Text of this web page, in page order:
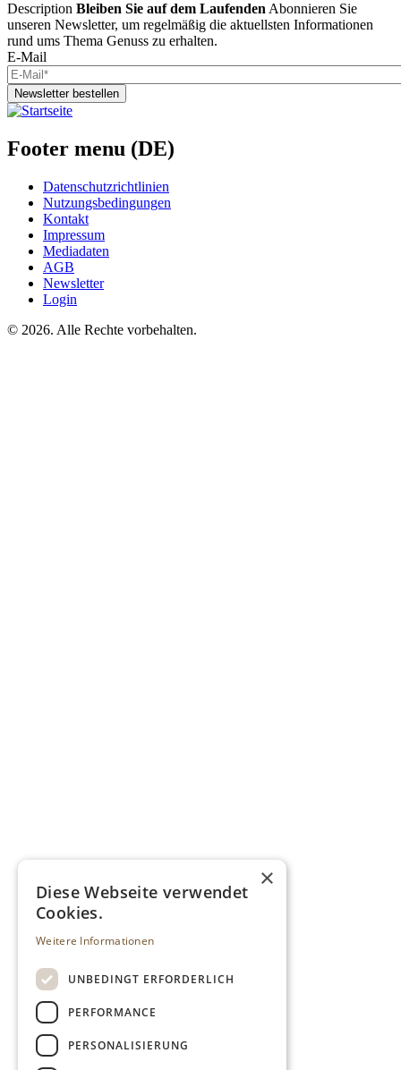
Description Bleiben Sie auf dem Laufenden Abonnieren Sie
unseren Newsletter, um regelmäßig die aktuellsten Informationen
rund ums Thema Genuss zu erhalten.
E-Mail
Newsletter bestellen
Footer menu (DE)
Datenschutzrichtlinien
Nutzungsbedingungen
Kontakt
Impressum
Mediadaten
AGB
Newsletter
Login
© 2026. Alle Rechte vorbehalten.
×
Diese Webseite verwendet
Cookies.
Weitere Informationen
UNBEDINGT ERFORDERLICH
PERFORMANCE
PERSONALISIERUNG